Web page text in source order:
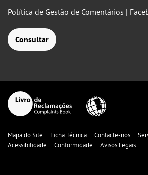
Política de Gestão de Comentários |
Consultar
Mapa do Site Ficha Técnica Contacte-nos
Acessibilidade
Conformidade Avisos Legais